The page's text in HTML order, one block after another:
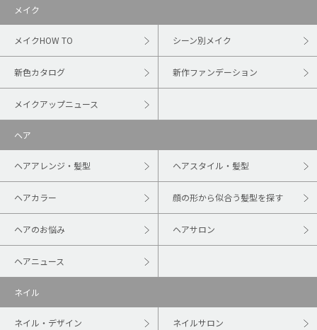
メイク
メイクHOW TO シーン別メイク
新色カタログ 新作ファンデーション
メイクアップニュース
ヘア
ヘアアレンジ・髪型 ヘアスタイル・髪型
ヘアカラー 顔の形から似合う髪型を探す
ヘアのお悩み ヘアサロン
ヘアニュース
ネイル
ネイル・デザイン ネイルサロン